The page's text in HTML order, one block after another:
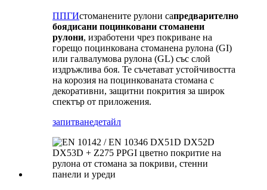
ППГИстоманените рулони сапредварително
боядисани поцинковани стоманени
рулони, изработени чрез покриване на
горещо поцинкована стоманена рулона (GI)
или галвалумова рулона (GL) със слой
издръжлива боя. Те съчетават устойчивостта
на корозия на поцинкованата стомана с
декоративни, защитни покрития за широк
спектър от приложения.
запитванедетайл